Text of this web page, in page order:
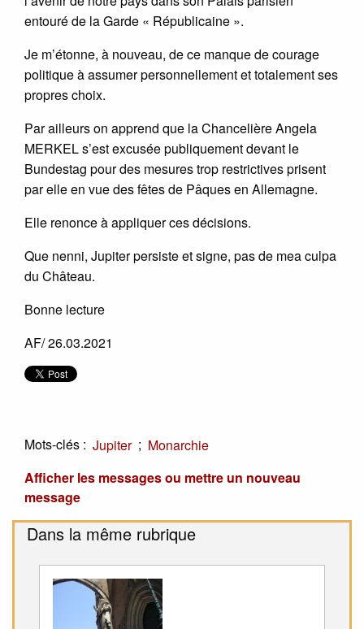
entouré de la Garde « Républicaine ».
Je m’étonne, à nouveau, de ce manque de courage
politique à assumer personnellement et totalement ses
propres choix.
Par ailleurs on apprend que la Chancelière Angela
MERKEL s’est excusée publiquement devant le
Bundestag pour des mesures trop restrictives prisent
par elle en vue des fêtes de Pâques en Allemagne.
Elle renonce à appliquer ces décisions.
Que nenni, Jupiter persiste et signe, pas de mea culpa
du Château.
Bonne lecture
AF/ 26.03.2021
Mots-clés : Jupiter ; Monarchie
Afficher les messages ou mettre un nouveau
message
Dans la même rubrique